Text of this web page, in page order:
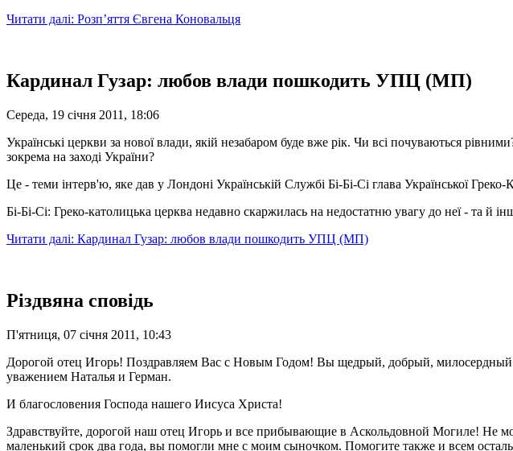
Читати далі: Розп’яття Євгена Коновальця
Кардинал Гузар: любов влади пошкодить УПЦ (МП)
Середа, 19 січня 2011, 18:06
Українські церкви за нової влади, якій незабаром буде вже рік. Чи всі почуваються
зокрема на заході України?
Це - теми інтерв'ю, яке дав у Лондоні Українській Службі Бі-Бі-Сі глава Української
Бі-Бі-Сі: Греко-католицька церква недавно скаржилась на недостатню увагу до неї - та й
Читати далі: Кардинал Гузар: любов влади пошкодить УПЦ (МП)
Різдвяна сповідь
П'ятниця, 07 січня 2011, 10:43
Дорогой отец Игорь! Поздравляем Вас с Новым Годом! Вы щедрый, добрый,
уважением Наталья и Герман.
И благословения Господа нашего Иисуса Христа!
Здравствуйте, дорогой наш отец Игорь и все прибывающие в Аскольдовной Могиле! Не
маленький срок два года, вы помогли мне с моим сыночком. Помогите также и всем